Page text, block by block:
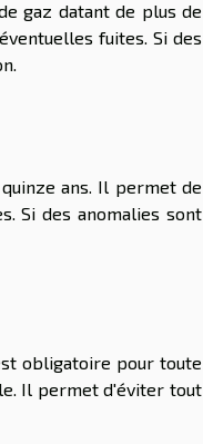
gaz datant de plus de
fuites. Si des
ans. Il permet de
Si des anomalies sont
obligatoire pour toute
Il permet d'éviter tout